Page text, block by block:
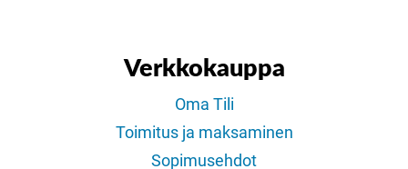
Verkkokauppa
Oma Tili
Toimitus ja maksaminen
Sopimusehdot